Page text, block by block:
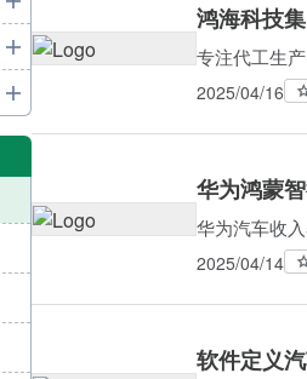
鸿海科技
专注代工生
2025/04/16
华为鸿蒙
华为汽车收
2025/04/14
软件定义